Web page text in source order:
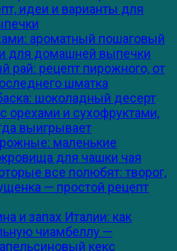
идеи и варианты для
ароматный пошаговый
для домашней выпечки
рай: рецепт пирожного, от
шматка
шоколадный десерт
орехами и сухофруктами,
выигрывает
маленькие
для чашки чая
все полюбят: творог,
— простой рецепт
и запах Италии: как
чиамбеллу —
кекс